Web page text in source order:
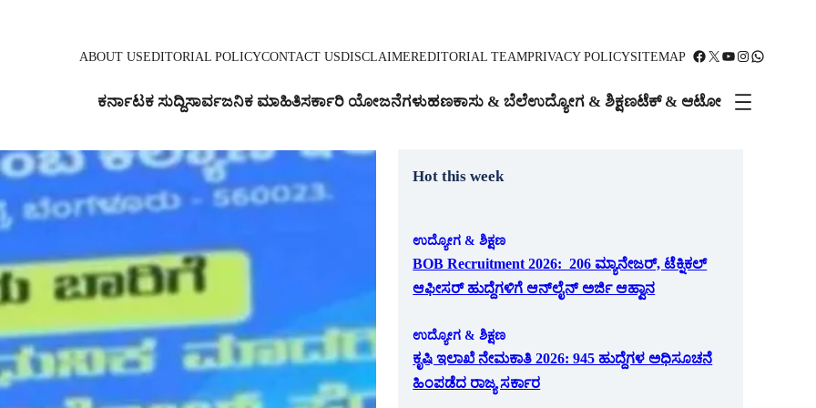
ABOUT USEDITORIAL POLICYCONTACT USDISCLAIMEREDITORIAL TEAMPRIVACY POLICYSITEMAP Facebook X YouTube Instagram WhatsApp
ಕರ್ನಾಟಕ ಸುದ್ದಿಸಾರ್ವಜನಿಕ ಮಾಹಿತಿಸರ್ಕಾರಿ ಯೋಜನೆಗಳುಹಣಕಾಸು & ಬೆಲೆಉದ್ಯೋಗ & ಶಿಕ್ಷಣಟೆಕ್ & ಆಟೋ
Hot this week
ಉದ್ಯೋಗ & ಶಿಕ್ಷಣ
BOB Recruitment 2026: 206 ಮ್ಯಾನೇಜರ್, ಟೆಕ್ನಿಕಲ್
ಆಫೀಸರ್ ಹುದ್ದೆಗಳಿಗೆ ಆನ್‌ಲೈನ್ ಅರ್ಜಿ ಆಹ್ವಾನ
ಉದ್ಯೋಗ & ಶಿಕ್ಷಣ
ಕೃಷಿ ಇಲಾಖೆ ನೇಮಕಾತಿ 2026: 945 ಹುದ್ದೆಗಳ ಅಧಿಸೂಚನೆ
ಹಿಂಪಡೆದ ರಾಜ್ಯ ಸರ್ಕಾರ